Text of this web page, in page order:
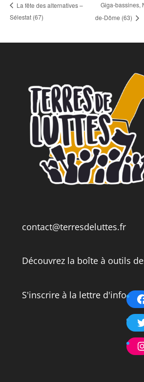
La fête des alternatives –
Sélestat (67)
Giga-bassines,
de-Dôme (63)
contact@terresdeluttes.fr
Découvrez la boîte à outils
S'inscrire à la lettre d'info